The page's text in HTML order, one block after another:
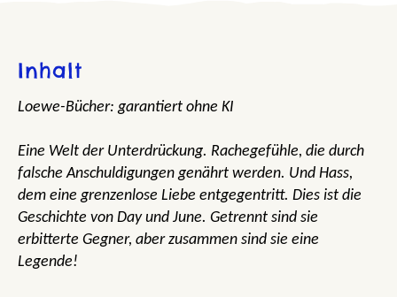
Inhalt
Loewe-Bücher: garantiert ohne KI
Eine Welt der Unterdrückung. Rachegefühle, die durch
falsche Anschuldigungen genährt werden. Und Hass,
dem eine grenzenlose Liebe entgegentritt. Dies ist die
Geschichte von Day und June. Getrennt sind sie
erbitterte Gegner, aber zusammen sind sie eine
Legende!